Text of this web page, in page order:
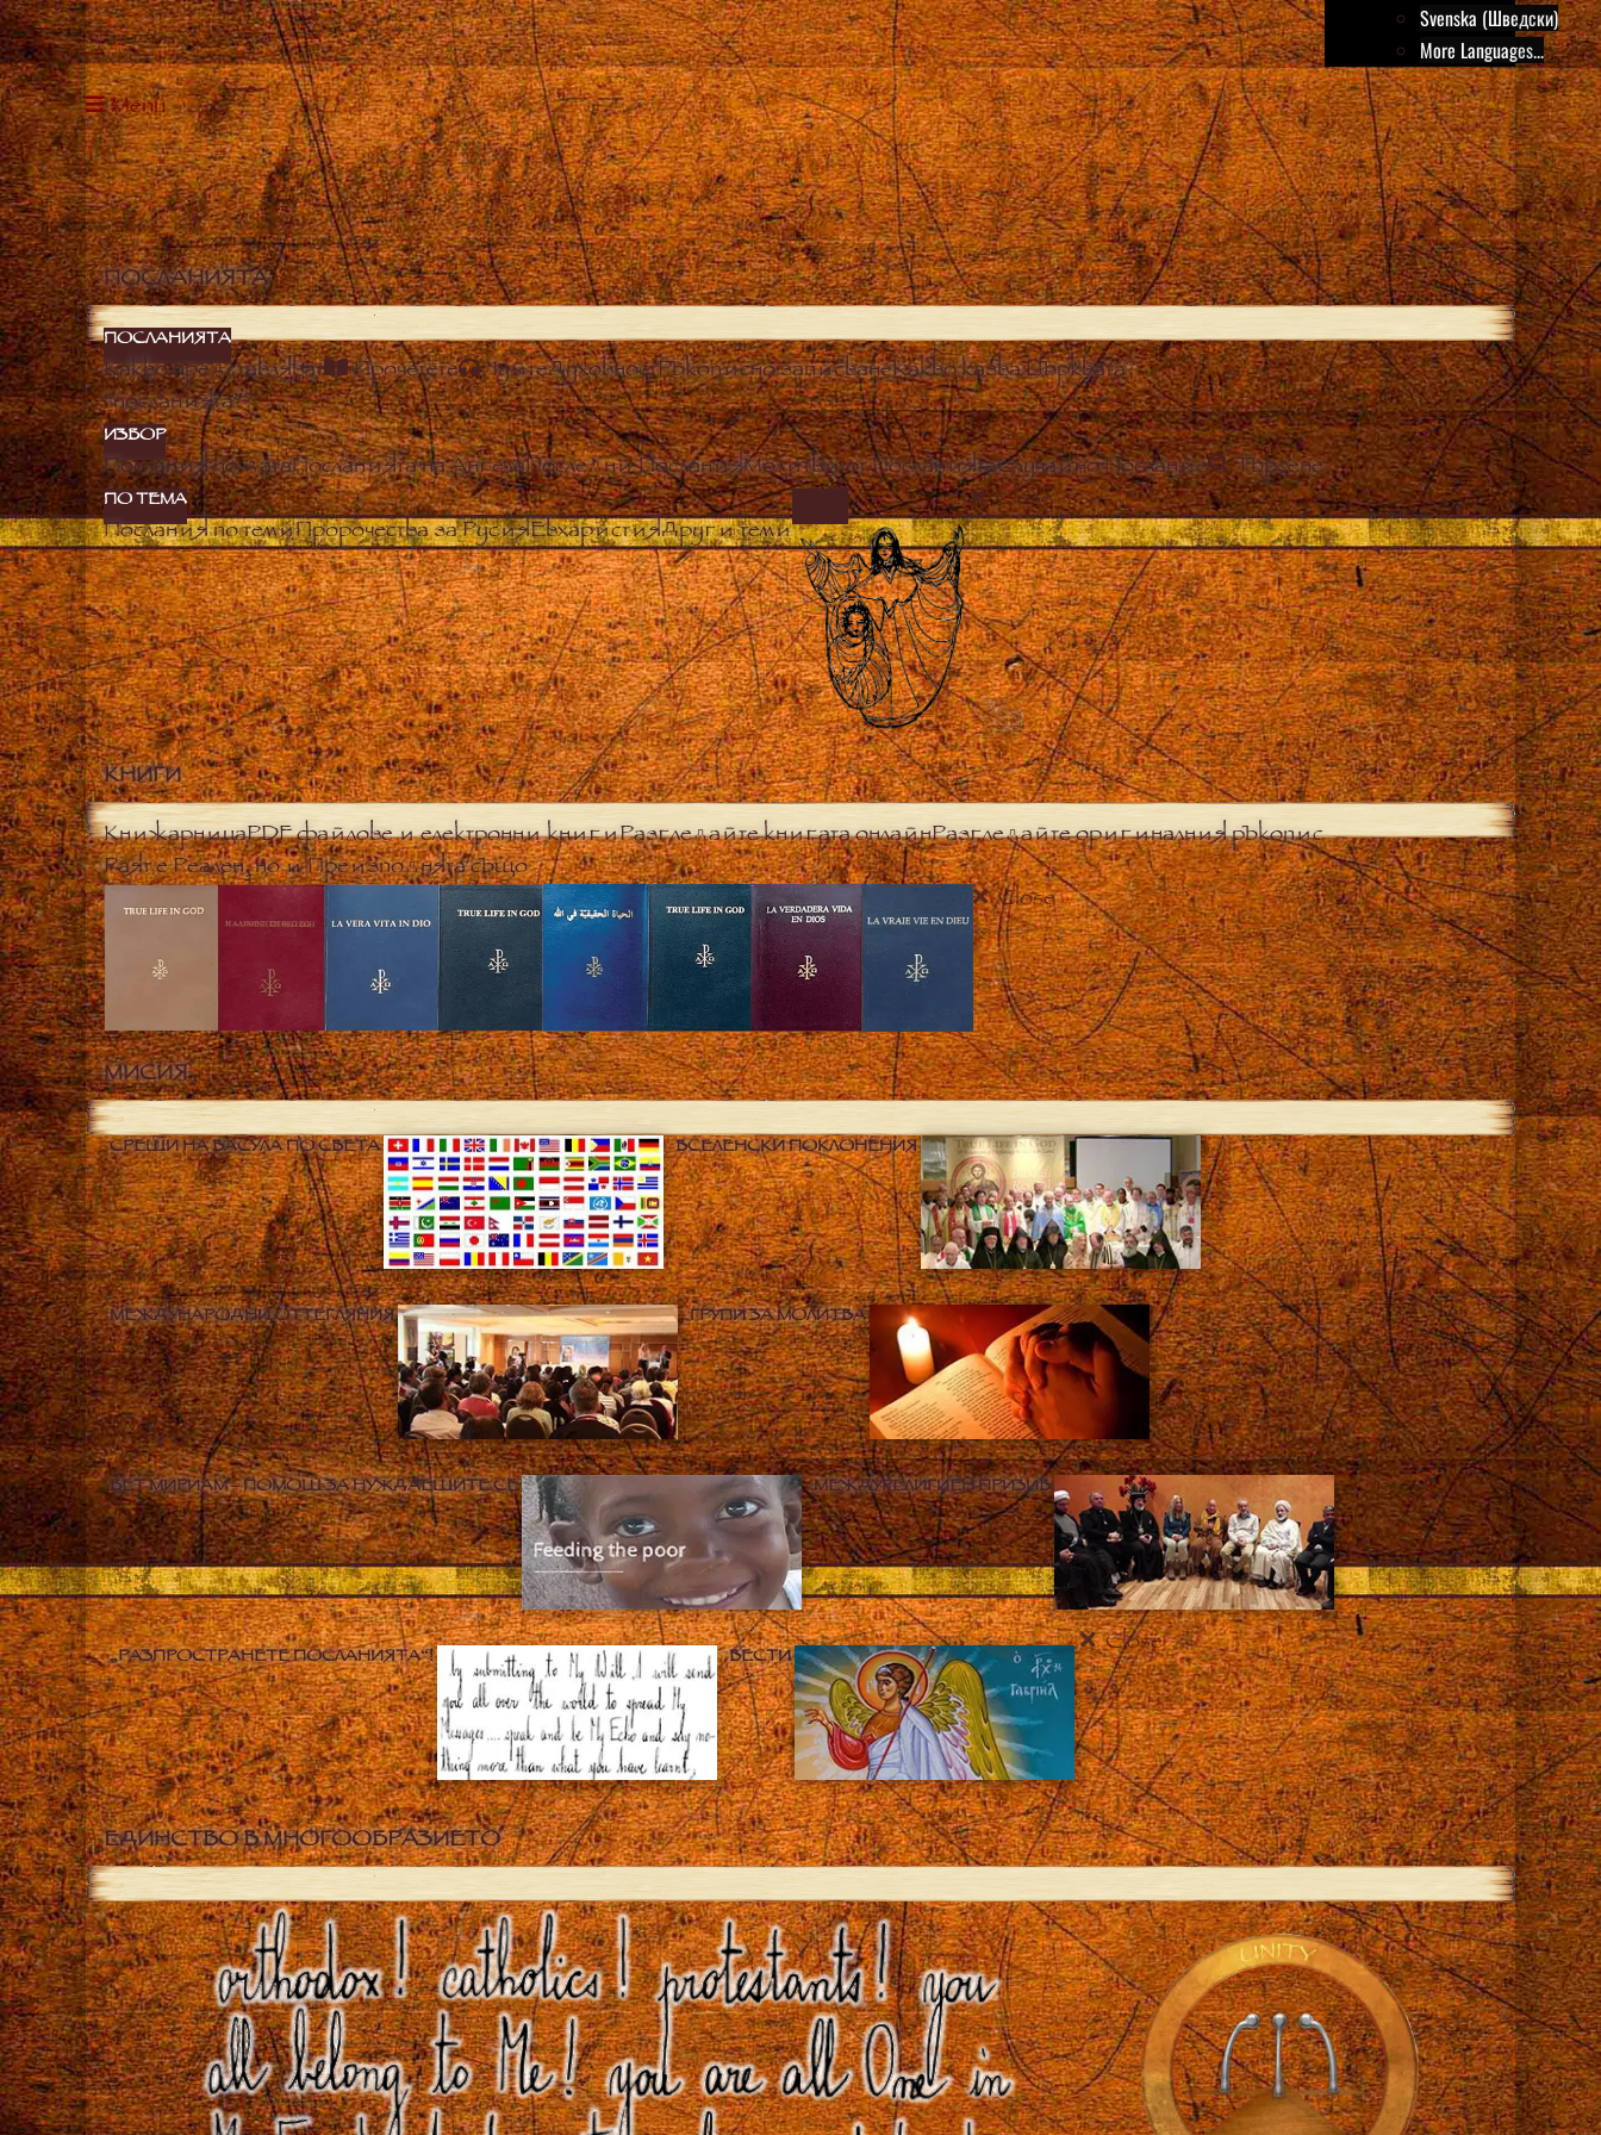
Svenska (Шведски)
More Languages...
Menu
ПОСЛАНИЯТА
ПОСЛАНИЯТА
Какво представляват
“посланията”?
Прочетете ЧуйтеДуховностРъкописно записванеКакво казва Църквата?
ИЗБОР
Послания по датаПосланията на АнгелаПоследни ПосланияМолитви от ПосланиятаСлучайно Послание Търсене
ПО ТЕМА
Послания по темиПророчества за РусияЕвхаристияДруги теми
Close
КНИГИ
КнижарницаPDF файлове и електронни книгиРазгледайте книгата онлайнРазгледайте оригиналния ръкопис
Раят е Реален, но и Преизподнята също
Close
МИСИЯ
СРЕЩИ НА ВАСУЛА ПО СВЕТА ВСЕЛЕНСКИ ПОКЛОНЕНИЯ
МЕЖДУНАРОДНИ ОТТЕГЛЯНИЯ ГРУПИ ЗА МОЛИТВА
БЕТ МИРИАМ – ПОМОЩ ЗА НУЖДАЕЩИТЕ СЕ МЕЖДУРЕЛИГИЕН ПРИЗИВ
„РАЗПРОСТРАНЕТЕ ПОСЛАНИЯТА“! ВЕСТИ Close
ЕДИНСТВО В МНОГООБРАЗИЕТО